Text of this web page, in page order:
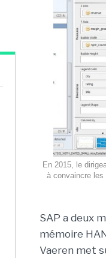
En 2015, le
à convaincre
SAP a deux
mémoire
Vaeren met